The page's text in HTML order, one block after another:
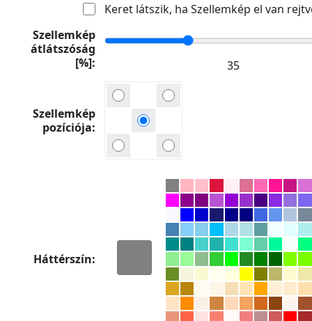
Keret látszik, ha Szellemkép el van
Szellemkép
átlátszóság
[%]
Szellemkép
pozíciója
Háttérszín